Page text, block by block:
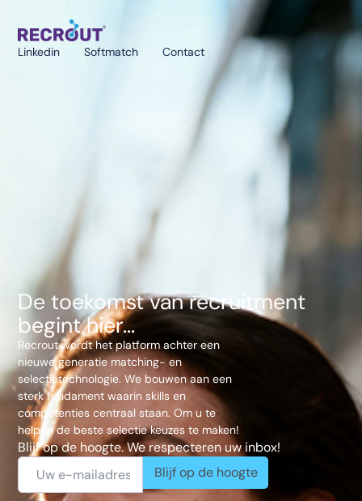
Linkedin Softmatch Contact
De toekomst van recruitment
begint hier...
Recrout wordt het platform achter een
nieuwe generatie matching- en
selectietechnologie. We bouwen aan een
sterk fundament waarin skills en
competenties centraal staan. Om u te
helpen de beste selectie keuzes te maken!
Blijf op de hoogte. We respecteren uw inbox!
Blijf op de hoogte